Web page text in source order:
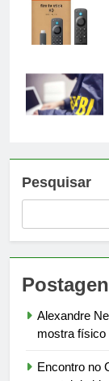
Pesquisar
Alexandre
mostra físico
Encontro no